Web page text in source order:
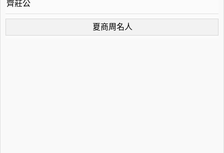
齊莊公
夏商周名人